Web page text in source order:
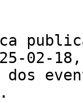
02-
dos